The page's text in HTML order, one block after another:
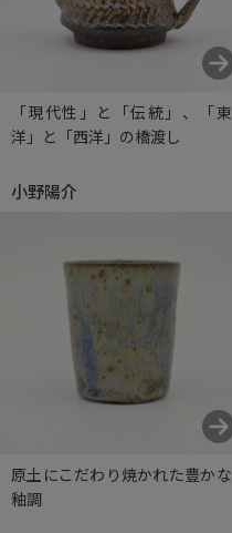
「現代性」と「伝統」、「東
洋」と「西洋」の橋渡し
小野陽介
原土にこだわり焼かれた豊かな
釉調